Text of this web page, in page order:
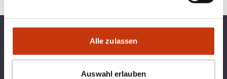
Alle zulassen
Auswahl erlauben
BLINKERBOX
RECHTLICHES